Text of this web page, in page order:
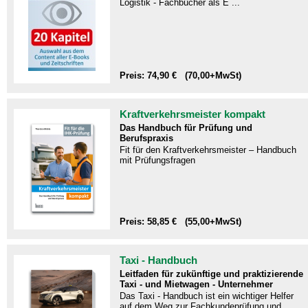
Logistik - Fachbücher als E ...
Preis: 74,90 € (70,00+MwSt)
Kraftverkehrsmeister kompakt
Das Handbuch für Prüfung und
Berufspraxis
Fit für den Kraftverkehrsmeister – Handbuch
mit Prüfungsfragen​
Preis: 58,85 € (55,00+MwSt)
Taxi - Handbuch
Leitfaden für zukünftige und praktizierende
Taxi - und Mietwagen - Unternehmer
Das Taxi - Handbuch ist ein wichtiger Helfer